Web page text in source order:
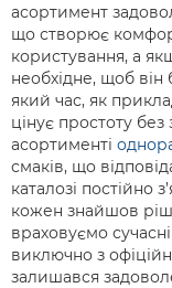
асортимент
що створює
користування, а
необхідне, щоб
який час, як
цінує простоту
асортименті
смаків, що
каталозі постійно
кожен знайшов
враховуємо
виключно з
залишався